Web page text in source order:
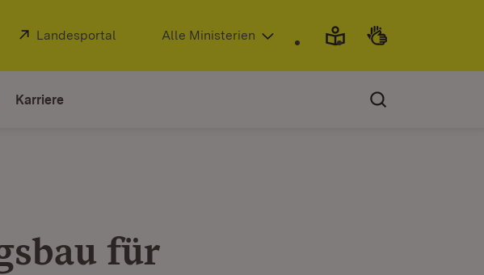
Extern:
Landesportal (Öffnet in neuem Fenster)
Alle Ministerien
Karriere
für